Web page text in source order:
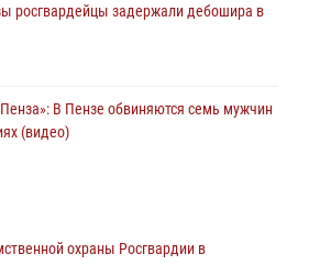
росгвардейцы задержали дебошира в
В Пензе обвиняются семь мужчин
(видео)
память легендарного генерала
охраны Росгвардии в